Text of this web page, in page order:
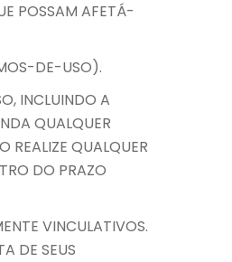
POSSAM AFETÁ-
DE-USO).
INCLUINDO A
QUALQUER
REALIZE QUALQUER
DO PRAZO
VINCULATIVOS.
DE SEUS